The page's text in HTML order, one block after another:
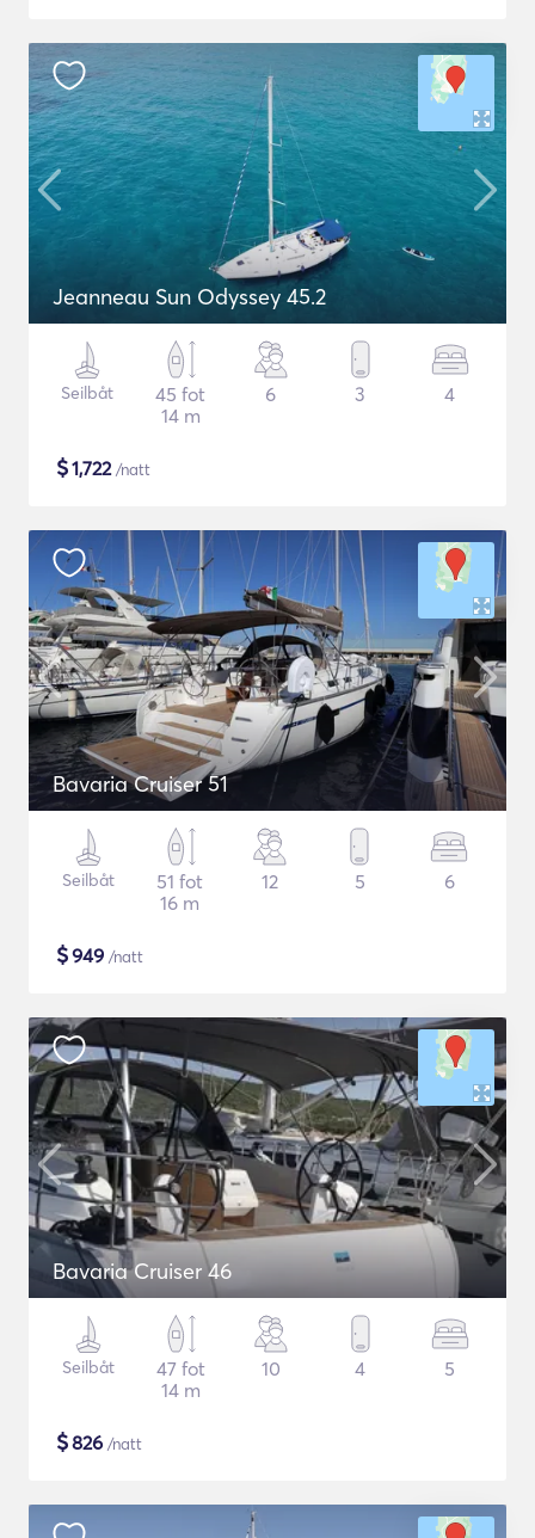
Jeanneau Sun Odyssey 45.2
Seilbåt
45 fot
14 m
6 3 4
$1,722/natt
Bavaria Cruiser 51
Seilbåt
51 fot
16 m
12 5 6
$949 /natt
Bavaria Cruiser 46
Seilbåt
47 fot
14 m
10 4 5
$826 /natt